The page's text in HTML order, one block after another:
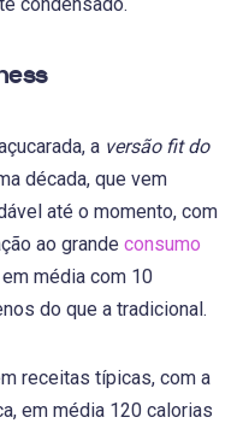
a versão fit do
década, que vem
até o momento, com
ao grande consumo
média com 10
do que a tradicional.
receitas típicas, com a
em média 120 calorias